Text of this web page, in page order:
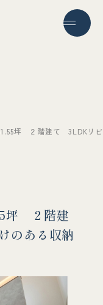
坪 ２階建て 3LDKリ
坪 ２階建
のある収納